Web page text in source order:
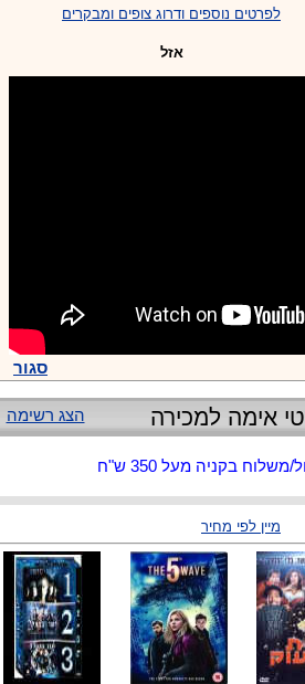
לפרטים נוספים ודרוג צופים ומבקרים
אזל
סגור
הצג רשימה אימה למכירה
משלוח בקניה מעל 350 ש"ח
מיין לפי מחיר